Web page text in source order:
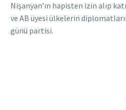
Nişanyan’ın hapisten izin alıp
ve AB üyesi ülkelerin
günü partisi.